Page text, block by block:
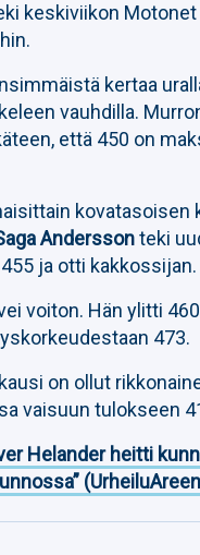
keskiviikon Motonet
kertaa
vauhdilla.
että 450 on
kovatasoisen
Anderssonteki
ja otti kakkossijan.
voiton. Hän ylitti
473.
on ollut
vaisuun tulokseen
Helander heitti